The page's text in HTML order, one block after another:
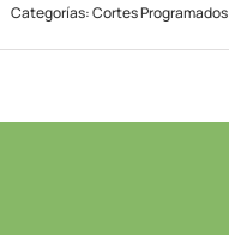
Categorías:Cortes Programados